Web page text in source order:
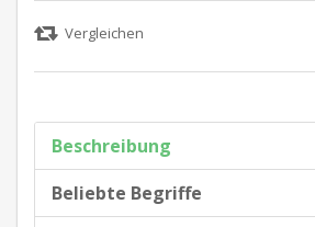
Beschreibung
Beliebte Begriffe